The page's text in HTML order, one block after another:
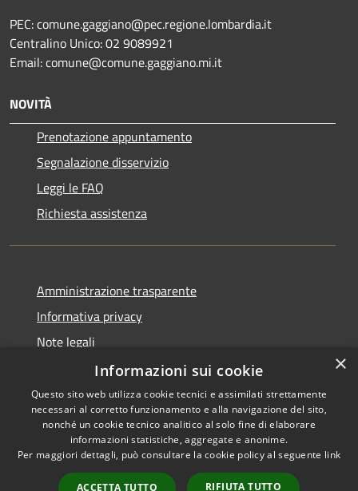
PEC: comune.gaggiano@pec.regione.lombardia.it
Centralino Unico: 02 9089921
Email: comune@comune.gaggiano.mi.it
NOVITÀ
Prenotazione appuntamento
Segnalazione disservizio
Leggi le FAQ
Richiesta assistenza
Amministrazione trasparente
Informativa privacy
Note legali
Dichiarazione di accessibilità
RSS
Accessibilità
Copyright © 2026 • Comune di
Gaggiano • Powered by
Municipium• Accesso
×
Informazioni sui cookie
Questo sito web utilizza cookie tecnici e assimilati strettamente
necessari al corretto funzionamento e alla navigazione del sito,
nonché un cookie tecnico analitico al solo fine di elaborare
informazioni statistiche, aggregate e anonime.
Per maggiori dettagli, può consultare la cookie policy al seguente link
ACCETTA TUTTO RIFIUTA TUTTO